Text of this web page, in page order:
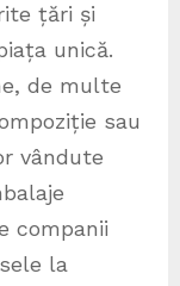
țări și
unică.
de multe
sau
vândute
companii
la